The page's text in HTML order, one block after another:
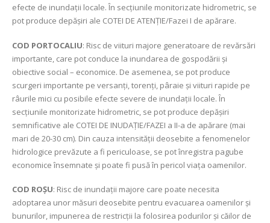
efecte de inundații locale. În secțiunile monitorizate hidrometric, se
pot produce depășiri ale COTEI DE ATENȚIE/Fazei I de apărare.
COD PORTOCALIU: Risc de viituri majore generatoare de revărsări
importante, care pot conduce la inundarea de gospodării şi
obiective social – economice. De asemenea, se pot produce
scurgeri importante pe versanți, torenți, pâraie și viituri rapide pe
râurile mici cu posibile efecte severe de inundații locale. În
secțiunile monitorizate hidrometric, se pot produce depășiri
semnificative ale COTEI DE INUDAȚIE/FAZEI a II-a de apărare (mai
mari de 20-30 cm). Din cauza intensității deosebite a fenomenelor
hidrologice prevăzute a fi periculoase, se pot înregistra pagube
economice însemnate și poate fi pusă în pericol viața oamenilor.
COD ROŞU: Risc de inundații majore care poate necesita
adoptarea unor măsuri deosebite pentru evacuarea oamenilor şi
bunurilor, impunerea de restricţii la folosirea podurilor şi căilor de